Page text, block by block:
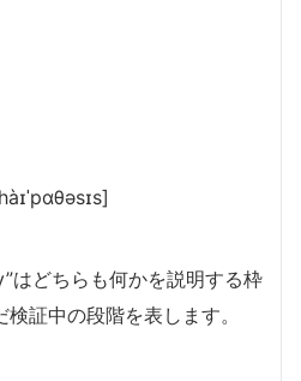
はどちらも何かを説明する枠
証中の段階を表します。